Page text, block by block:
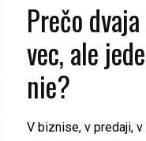
Prečo
vec, ale
nie?
V biznise, v predaji,